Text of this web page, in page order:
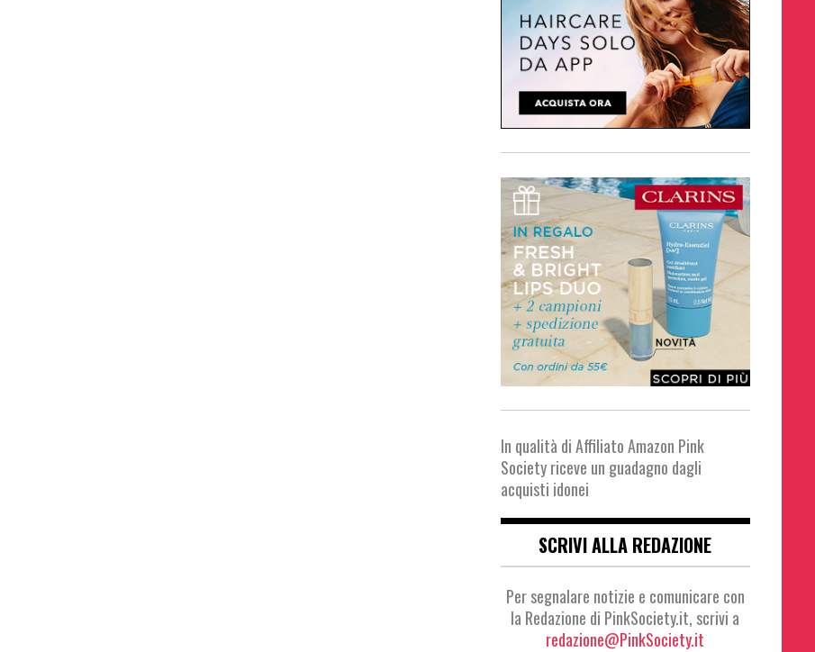
In qualità di Affiliato Amazon Pink
Society riceve un guadagno dagli
acquisti idonei
SCRIVI ALLA REDAZIONE
Per segnalare notizie e comunicare con
la Redazione di PinkSociety.it, scrivi a
redazione@PinkSociety.it